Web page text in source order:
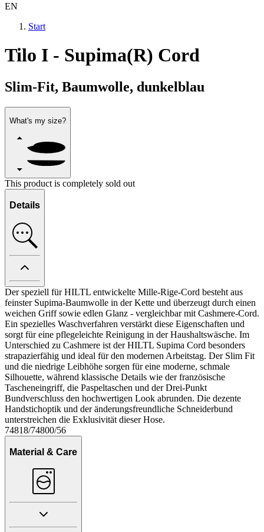
EN
Start
Tilo I - Supima(R) Cord
Slim-Fit, Baumwolle, dunkelblau
What's my size?
This product is completely sold out
Details
Der speziell für HILTL entwickelte Mille-Rige-Cord besteht aus
feinster Supima-Baumwolle in der Kette und überzeugt durch einen
weichen Griff sowie edlen Glanz - vergleichbar mit Cashmere-Cord.
Ein spezielles Waschverfahren verstärkt diese Eigenschaften und
sorgt für eine pflegeleichte Reinigung in der Haushaltswäsche. Im
Unterschied zu Cashmere ist der HILTL Supima Cord besonders
strapazierfähig und ideal für den modernen Arbeitstag. Der Slim Fit
und die niedrige Leibhöhe sorgen für eine moderne, schmale
Silhouette, während klassische Details wie der französische
Tascheneingriff, die Paspeltaschen und der Drei-Punkt
Bundverschluss den hochwertigen Look abrunden. Die dezente
Handstichoptik und der änderungsfreundliche Schneiderbund
unterstreichen die Exklusivität dieser Hose.
74818/74800/56
Material & Care